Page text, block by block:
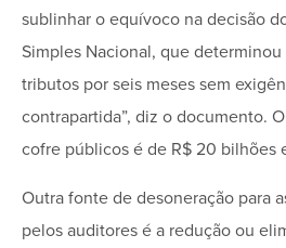
sublinhar o equívoco na decisão
Simples Nacional, que determinou
tributos por seis meses sem
contrapartida”, diz o documento.
cofre públicos é de R$ 20 bilhões
Outra fonte de desoneração para
pelos auditores é a redução ou